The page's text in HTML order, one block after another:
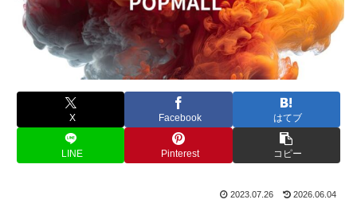
X Facebook はてブ
LINE Pinterest コピー
2023.07.26 2026.06.04